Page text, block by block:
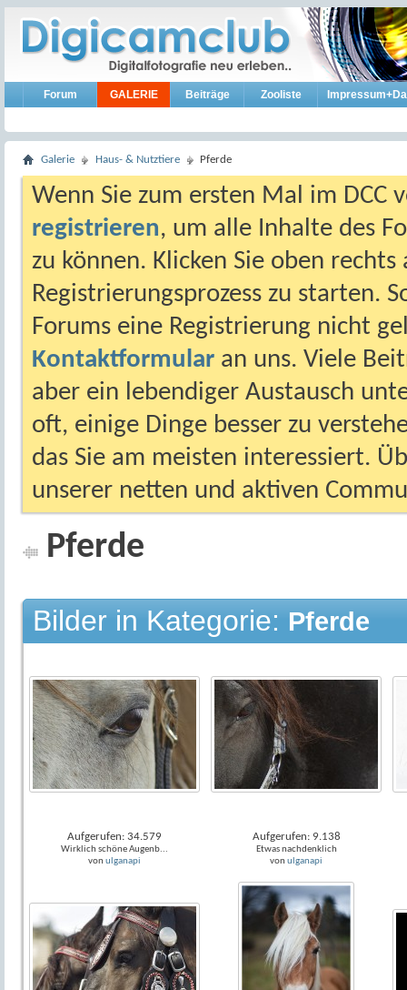
Forum GALERIE Beiträge Zooliste
Galerie Haus- & Nutztiere Pferde
Wenn Sie zum ersten Mal im DCC
registrieren, um alle Inhalte des
zu können. Klicken Sie oben
Registrierungsprozess zu starten.
Forums eine Registrierung nicht
Kontaktformular an uns. Viele
aber ein lebendiger Austausch
oft, einige Dinge besser zu
das Sie am meisten interessiert.
unserer netten und aktiven
Pferde
Bilder in Kategorie: Pferde
Aufgerufen: 34.579
Wirklich schöne Augenb...
von ulganapi
Aufgerufen: 9.138
Etwas nachdenklich
von ulganapi